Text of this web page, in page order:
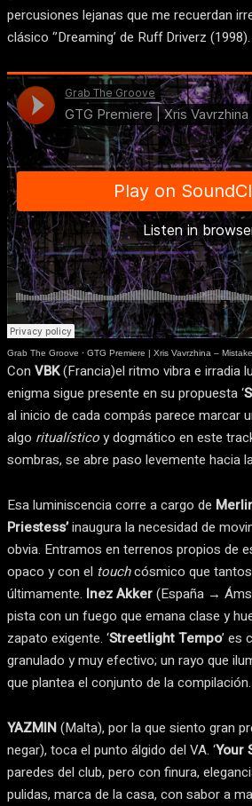
percusiones lejanas que me recuerdan
clásico ‘’Dreaming’ de Ruff Driverz (1998).
Grab The Groove · GTG Premiere | Xris Vavrzhina – Mistakes
Con VBK(Francia)el ritmo vibra e irradia
enigma sigue presente en su propuesta ‘
al inicio de cada compás parece marcar
algo ritualísticoy dogmático en este
sombras, se abre paso levemente hacia
Esa luminiscencia corre a cargo de
Priestess’inaugura la necesidad de
obvia. Entramos en terrenos propios de
opaco y con el touchcósmico que
últimamente. Inez Akker(España →
pista con un fuego que emana clase y
zapato exigente. ‘Streetlight Tempo’ es
granulado y muy efectivo; un rayo que
que plantea el conjunto de la compilación.
YAZMIN(Malta), por la que siento gran
negar), toca el punto álgido del VA. ‘Your
paredes del club, pero con finura,
pulidas, marca de la casa, con sabor a